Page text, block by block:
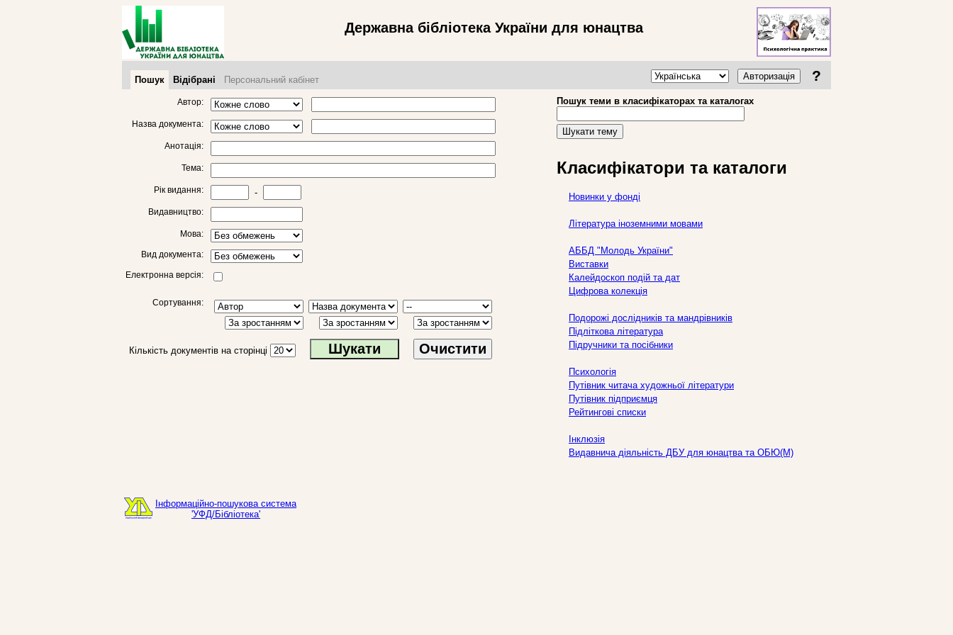
Державна бібліотека України для юнацтва
Пошук Відібрані Персональний кабінет Авторизація ?
Автор:
Назва документа:
Анотація:
Тема:
Рік видання: -
Видавництво:
Мова:
Вид документа:
Електронна версія:
Сортування:
Кількість документів на сторінці Очистити
Пошук теми в класифікаторах та каталогах
Шукати тему
Класифікатори та каталоги
Новинки у фонді
Література іноземними мовами
АББД "Молодь України"
Виставки
Калейдоскоп подій та дат
Цифрова колекція
Подорожі дослідників та мандрівників
Підліткова література
Підручники та посібники
Психологія
Путівник читача художньої літератури
Путівник підприємця
Рейтингові списки
Інклюзія
Видавнича діяльність ДБУ для юнацтва та ОБЮ(М)
Інформаційно-пошукова система
'УФД/Бібліотека'